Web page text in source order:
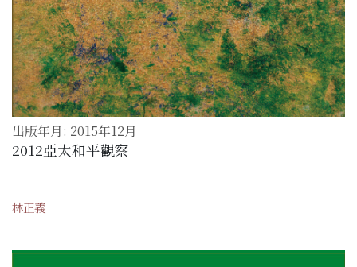
出版年月: 2015年12月
2012亞太和平觀察
林正義